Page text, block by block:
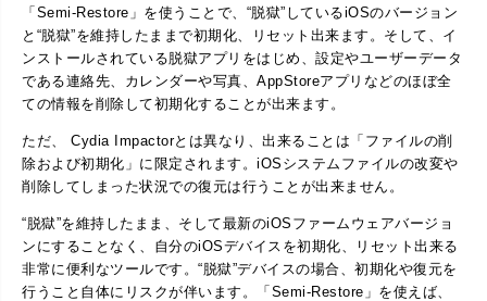
「Semi-Restore」を使うことで、“脱獄”しているiOSのバージョン
と“脱獄”を維持したままで初期化、リセット出来ます。そして、イ
ンストールされている脱獄アプリをはじめ、設定やユーザーデータ
である連絡先、カレンダーや写真、AppStoreアプリなどのほぼ全
ての情報を削除して初期化することが出来ます。
ただ、 Cydia Impactorとは異なり、出来ることは「ファイルの削
除および初期化」に限定されます。iOSシステムファイルの改変や
削除してしまった状況での復元は行うことが出来ません。
“脱獄”を維持したまま、そして最新のiOSファームウェアバージョ
ンにすることなく、自分のiOSデバイスを初期化、リセット出来る
非常に便利なツールです。“脱獄”デバイスの場合、初期化や復元を
行うこと自体にリスクが伴います。「Semi-Restore」を使えば、